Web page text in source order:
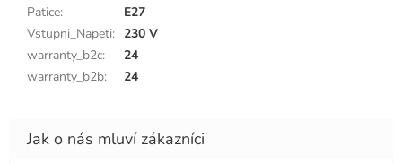
Patice:
E27
Vstupni_Napeti: 230 V
warranty_b2c:
24
warranty_b2b: 24